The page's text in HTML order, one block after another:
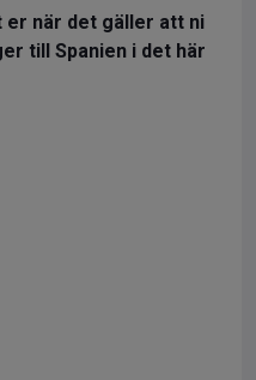
när det gäller att ni
till Spanien i det här